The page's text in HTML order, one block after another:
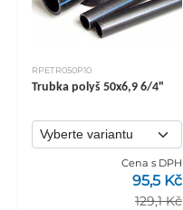
RPETR050P10
Trubka polyš 50x6,9 6/4"
Cena s DPH
129,1 Kč
95,5 Kč